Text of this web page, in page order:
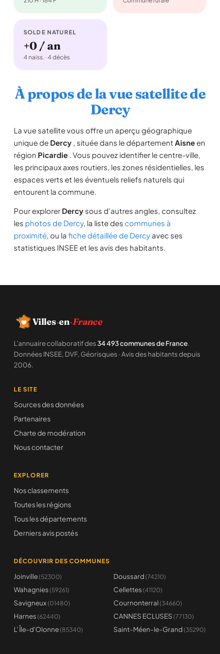
SOLDE NATUREL
+0 / an
4 naiss. · 4 décès
À propos de la vue satellite de
Dercy
La vue satellite vous offre un aperçu géographique
unique de Dercy , située dans le département Aisneen
région Picardie . Vous pouvez identifier le centre-ville,
les principaux axes routiers, les zones résidentielles, les
espaces verts et les éventuels reliefs naturels qui
entourent la commune.
Pour explorer Dercy sous d'autres angles, consultez
les photos de Dercy, la liste des communes à
proximité, ou la fiche détaillée de Dercy avec ses
statistiques INSEE et les avis des habitants.
Villes·en·France
L'annuaire collaboratif des34 493 communes de France.
Données INSEE, DVF, Géorisques · Avis des habitants depuis
2006.
LE SITE
Sources des données
Partenaires
Charte de modération
Nous contacter
EXPLORER
Nos classements
Toutes les régions
Tous les départements
Derniers avis postés
DÉCOUVRIR DES COMMUNES
Joinville(52300) Doussard (74210)
Wahagnies (59261) Cellettes (41120)
Savigneux (01480) Cournonterral (34660)
Harnes (62440) CANNES ECLUSES (77130)
L' Île-d'Olonne(85340) Saint-Méen-le-Grand (35290)